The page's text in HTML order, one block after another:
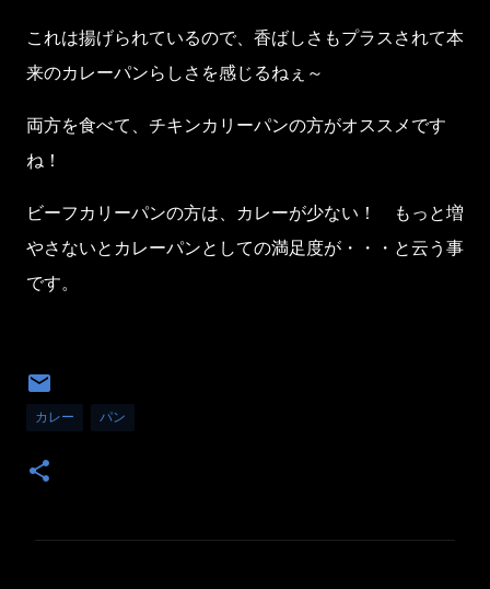
これは揚げられているので、香ばしさもプラスされて本
来のカレーパンらしさを感じるねぇ～
両方を食べて、チキンカリーパンの方がオススメです
ね！
ビーフカリーパンの方は、カレーが少ない！ もっと増
やさないとカレーパンとしての満足度が・・・と云う事
です。
カレー パン